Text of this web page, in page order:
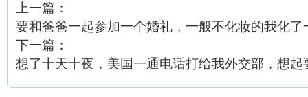
上一篇：
要和爸爸一起参加一个婚礼，一般不化妆的我化
下一篇：
想了十天十夜，美国一通电话打给我外交部，想